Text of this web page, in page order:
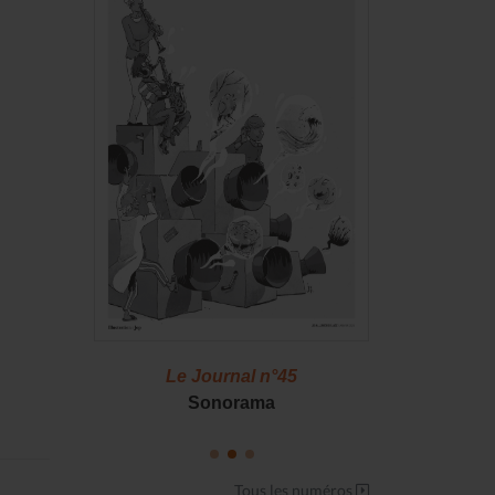
Le Journal n°45
Sonorama
Tous les numéros